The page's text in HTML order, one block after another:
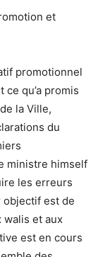
et
promotionnel
ce qu’a promis
la Ville,
du
ministre himself
les erreurs
est de
et aux
est en cours